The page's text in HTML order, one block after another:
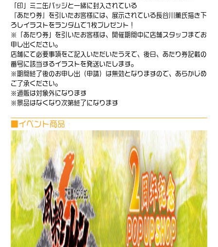
「印」ミニ缶バッジと一緒に封入されている
『あたり券』を引いたお客様には、展示されている長谷川薫氏描き下
ろしイラストをランダムで1枚プレゼント！
※「あたり券」を引いたお客様は、開催期間中に店舗スタッフまでお
申し出ください。
店舗にて必要事項をご記入いただいたうえで、後日、あたり券記載の
番号に該当するイラストを発送いたします。
※期間終了後のお申し出（申請）は無効となりますので、あらかじめ
ご了承ください。
※通販は対象外になります
※景品はなくなり次第終了になります
■イベント商品